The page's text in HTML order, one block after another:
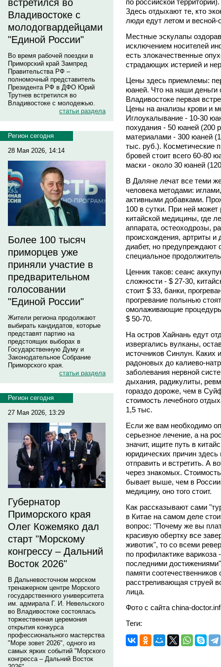
встретился во
Владивостоке с
молодогвардейцами
"Единой России"
Во время рабочей поездки в
Приморский край Зампред
Правительства РФ –
полномочный представитель
Президента РФ в ДФО Юрий
Трутнев встретился во
Владивостоке с молодежью.
статьи раздела
Регион сегодня
28 Мая 2026, 14:14
Более 100 тысяч
приморцев уже
приняли участие в
предварительном
голосовании
"Единой России"
Жители региона продолжают
выбирать кандидатов, которые
представят партию на
предстоящих выборах в
Государственную Думу и
Законодательное Собрание
Приморского края.
статьи раздела
Регион сегодня
27 Мая 2026, 13:29
Губернатор
Приморского края
Олег Кожемяко дал
старт "Морскому
конгрессу – Дальний
Восток 2026"
В Дальневосточном морском
тренажерном центре Морского
государственного университета
им. адмирала Г. И. Невельского
во Владивостоке состоялась
торжественная церемония
открытия конкурса
профессионального мастерства
"Море зовет 2026", одного из
самых ярких событий "Морского
конгресса – Дальний Восток
Здесь отдыхают те, кто
люди едут летом и весной-
Местные эскулапы
исключением носителей
есть злокачественные
страдающих истерией и
Цены здесь приемлемы:
юаней. Что на наши деньги
Владивостоке первая
Цены на анализы крови и
Иглоукалывание - 10-30
похудания - 50 юаней (200
материалами - 300 юаней
тыс. руб.). Косметические
бровей стоит всего 60-80
маски - около 30 юаней
В Даляне лечат все теми
человека методами:
активными добавками.
100 в сутки. При ней может
китайской медицины, где
аппарата, остеоходрозы,
происхождения, артриты
диабет, но предупреждают
специальное
Ценник таков: сеанс
сложности - $ 27-30,
стоит $ 33, банки,
прогревание полынью
омолаживающие
$ 50-70.
На остров Хайнань едут
извергались вулканы,
источников Синлун. Каких
радоновых до калиево-
заболевания нервной
дыхания, радикулиты,
гораздо дороже, чем в
стоимость лечебного
1,5 тыс.
Если же вам необходимо
серьезное лечение, а на
значит, ищите путь в
юридических причин здесь
отправить и встретить. А
через знакомых.
бывает выше, чем в
медицину, оно того стоит.
Как рассказывают сами
в Китае на самом деле
вопрос: "Почему же вы
красивую обертку все
животик", то со всеми
по профилактике
последними
памяти
расстреливающая струей
лица.
Фото с сайта china-
Теги: